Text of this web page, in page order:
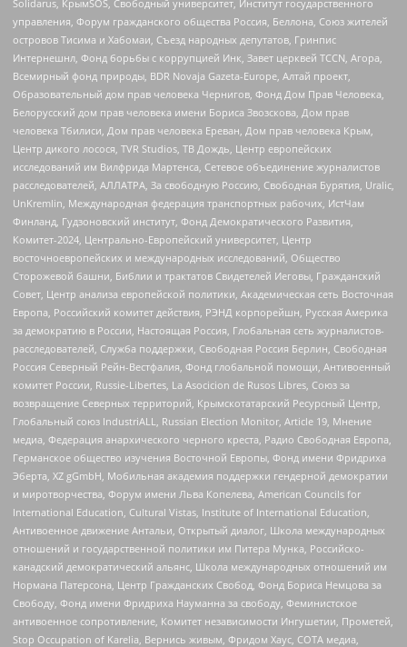
Solidarus, КрымSOS, Свободный университет, Институт государственного
управления, Форум гражданского общества Россия, Беллона, Союз жителей
островов Тисима и Хабомаи, Съезд народных депутатов, Гринпис
Интернешнл, Фонд борьбы с коррупцией Инк, Завет церквей TCCN, Агора,
Всемирный фонд природы, BDR Novaja Gazeta-Europe, Алтай проект,
Образовательный дом прав человека Чернигов, Фонд Дом Прав Человека,
Белорусский дом прав человека имени Бориса Звозскова, Дом прав
человека Тбилиси, Дом прав человека Ереван, Дом прав человека Крым,
Центр дикого лосося, TVR Studios, ТВ Дождь, Центр европейских
исследований им Вилфрида Мартенса, Сетевое объединение журналистов
расследователей, АЛЛАТРА, За свободную Россию, Свободная Бурятия, Uralic,
UnKremlin, Международная федерация транспортных рабочих, ИстЧам
Финланд, Гудзоновский институт, Фонд Демократического Развития,
Комитет-2024, Центрально-Европейский университет, Центр
восточноевропейских и международных исследований, Общество
Сторожевой башни, Библии и трактатов Свидетелей Иеговы, Гражданский
Совет, Центр анализа европейской политики, Академическая сеть Восточная
Европа, Российский комитет действия, РЭНД корпорейшн, Русская Америка
за демократию в России, Настоящая Россия, Глобальная сеть журналистов-
расследователей, Служба поддержки, Свободная Россия Берлин, Свободная
Россия Северный Рейн-Вестфалия, Фонд глобальной помощи, Антивоенный
комитет России, Russie-Libertes, La Asocicion de Rusos Libres, Союз за
возвращение Северных территорий, Крымскотатарский Ресурсный Центр,
Глобальный союз IndustriALL, Russian Election Monitor, Article 19, Мнение
медиа, Федерация анархического черного креста, Радио Свободная Европа,
Германское общество изучения Восточной Европы, Фонд имени Фридриха
Эберта, XZ gGmbH, Мобильная академия поддержки гендерной демократии
и миротворчества, Форум имени Льва Копелева, American Councils for
International Education, Cultural Vistas, Institute of International Education,
Антивоенное движение Антальи, Открытый диалог, Школа международных
отношений и государственной политики им Питера Мунка, Российско-
канадский демократический альянс, Школа международных отношений им
Нормана Патерсона, Центр Гражданских Свобод, Фонд Бориса Немцова за
Свободу, Фонд имени Фридриха Науманна за свободу, Феминистское
антивоенное сопротивление, Комитет независимости Ингушетии, Прометей,
Stop Occupation of Karelia, Вернись живым, Фридом Хаус, СОТА медиа,